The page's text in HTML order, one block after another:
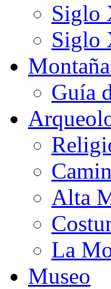
Siglo
Siglo
Guía
Alta
La
Museo